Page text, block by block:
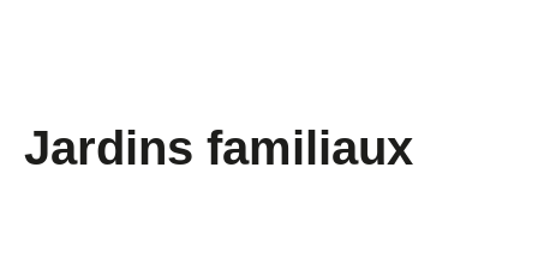
Jardins familiaux